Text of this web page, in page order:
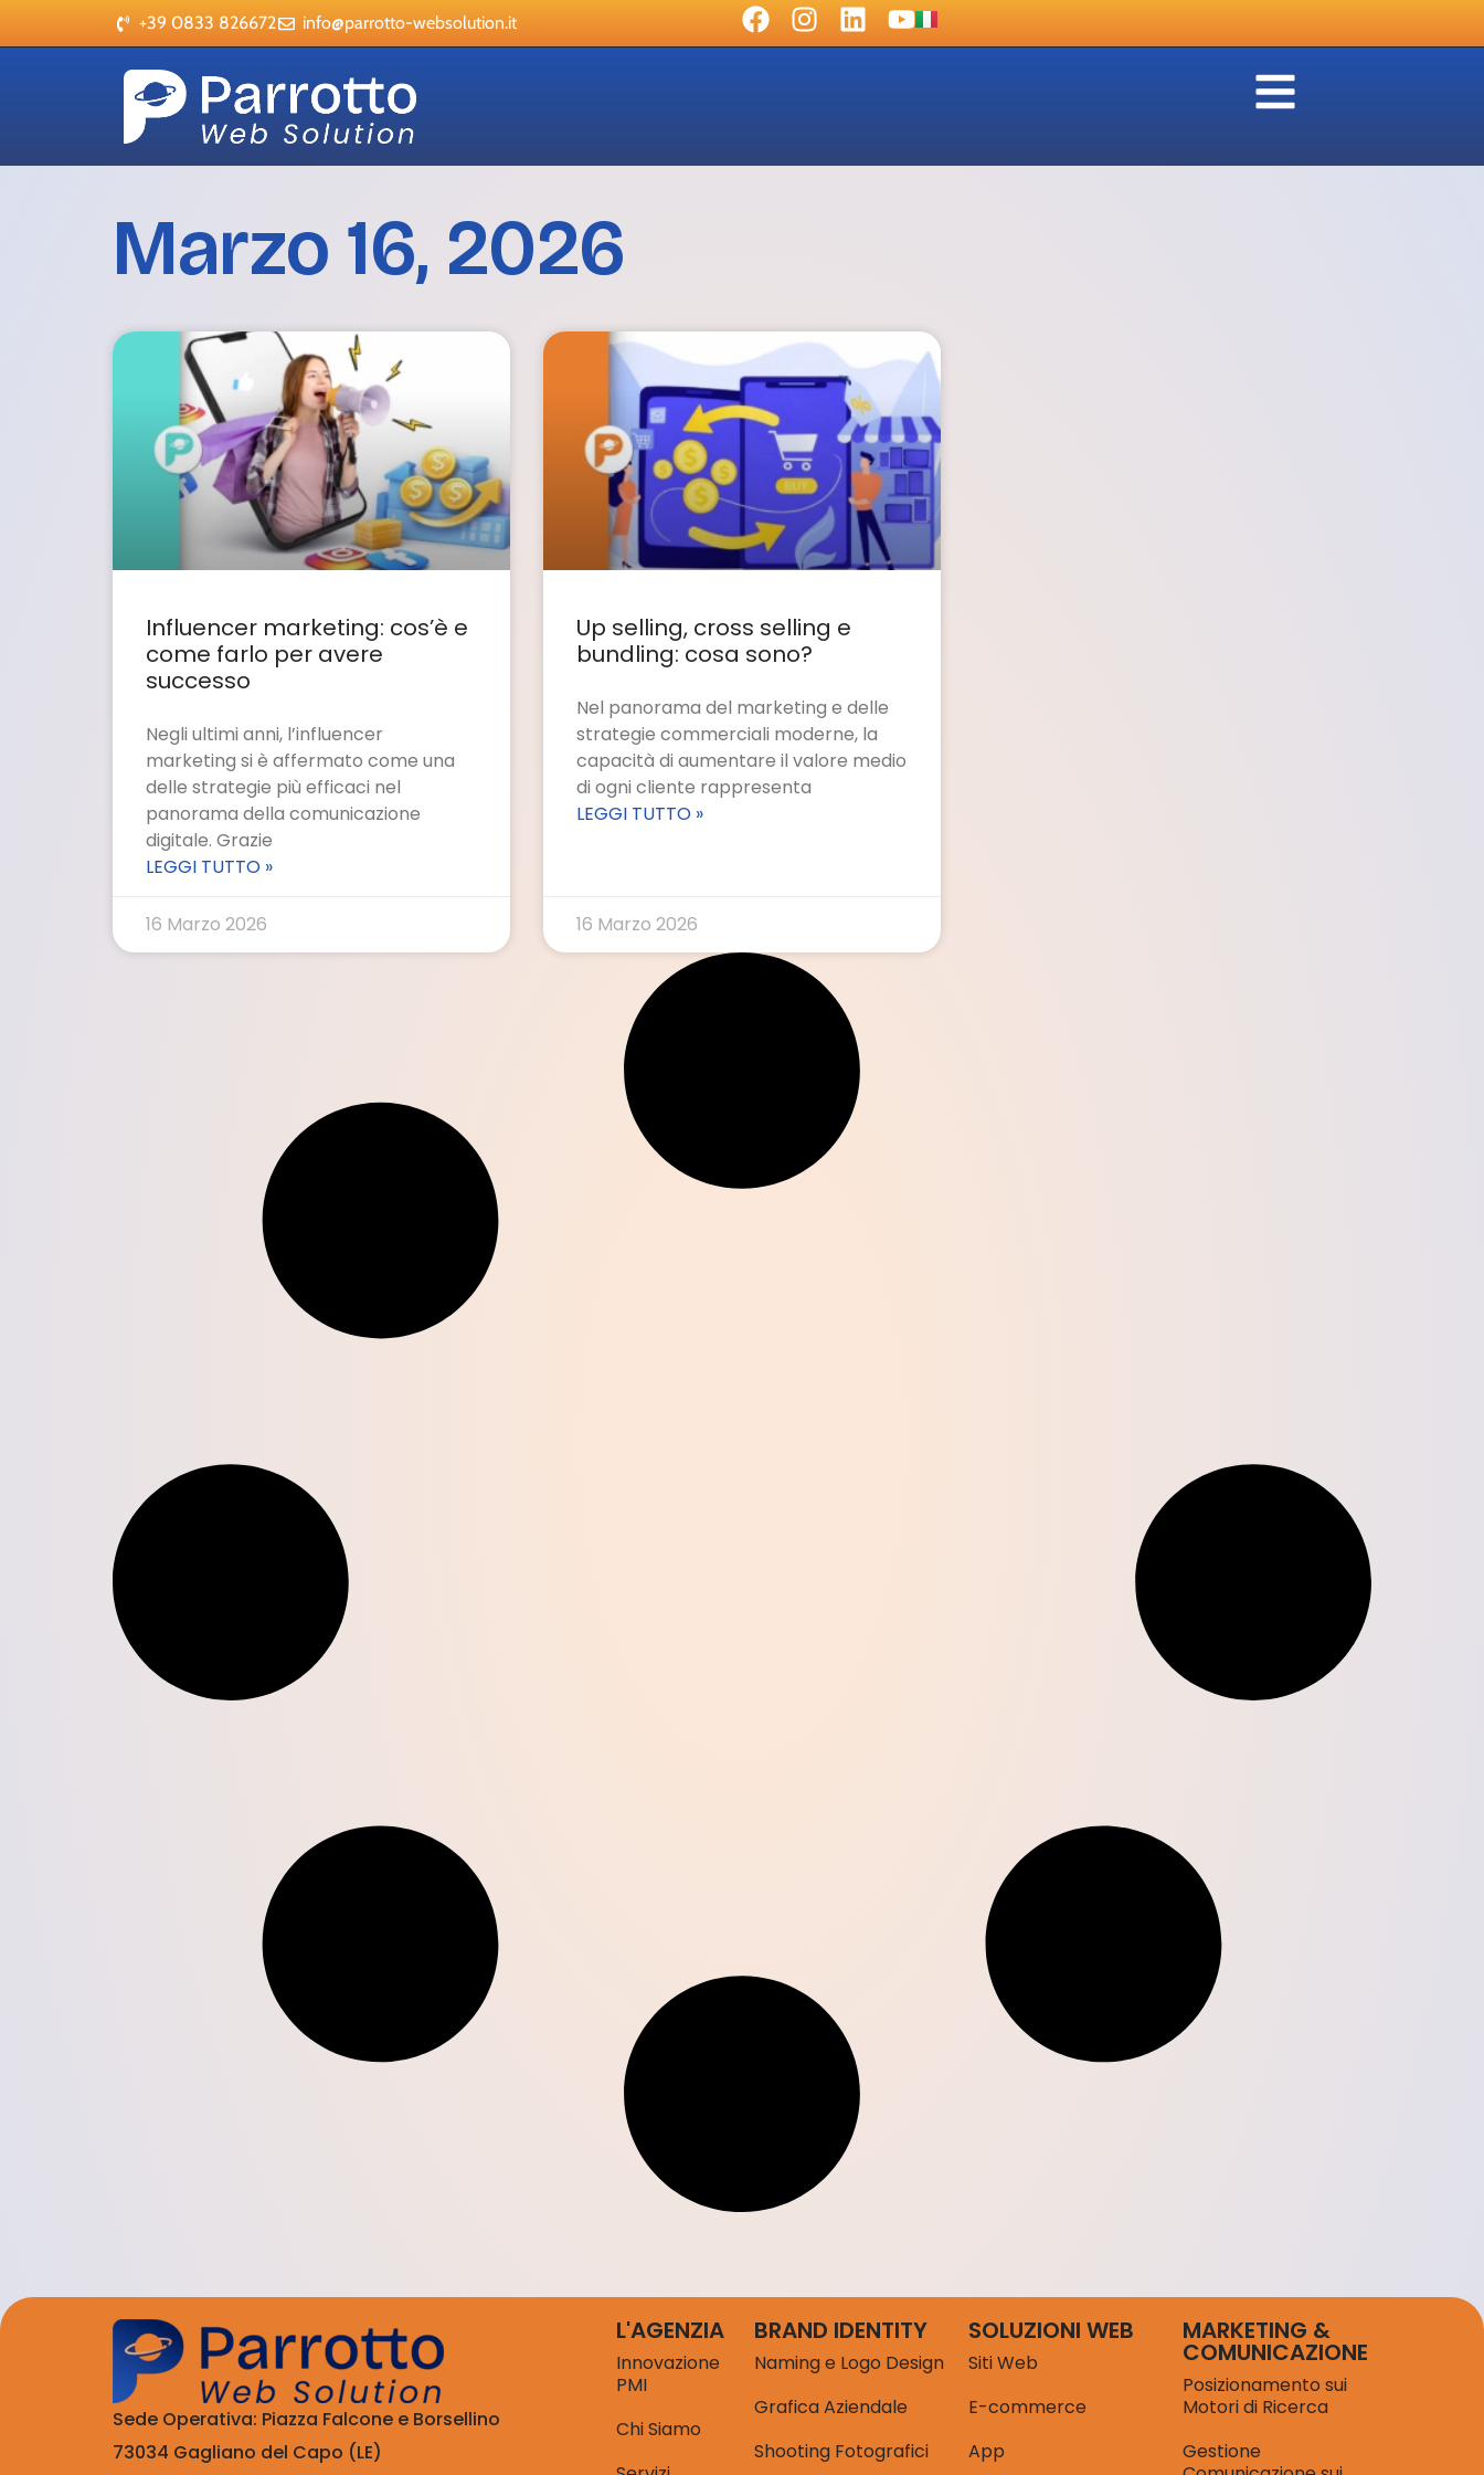
+39 0833 826672 info@parrotto-websolution.it
Marzo 16, 2026
Influencer marketing: cos’è e
come farlo per avere
successo
Negli ultimi anni, l’influencer
marketing si è affermato come una
delle strategie più efficaci nel
panorama della comunicazione
digitale. Grazie
LEGGI TUTTO »
16 Marzo 2026
Up selling, cross selling e
bundling: cosa sono?
Nel panorama del marketing e delle
strategie commerciali moderne, la
capacità di aumentare il valore medio
di ogni cliente rappresenta
LEGGI TUTTO »
16 Marzo 2026
Sede Operativa: Piazza Falcone e Borsellino
73034 Gagliano del Capo (LE)
L'AGENZIA
Innovazione
PMI
Chi Siamo
BRAND IDENTITY
Naming e Logo Design
Grafica Aziendale
Shooting Fotografici
SOLUZIONI WEB
Siti Web
E-commerce
App
MARKETING &
COMUNICAZIONE
Posizionamento sui
Motori di Ricerca
Gestione